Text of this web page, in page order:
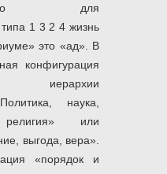
для
1 3 2 4 жизнь
это «ад». В
конфигурация
иерархии
наука,
религия» или
выгода, вера».
«порядок и